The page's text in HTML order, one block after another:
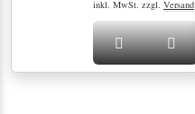
inkl. MwSt. zzgl. Versand